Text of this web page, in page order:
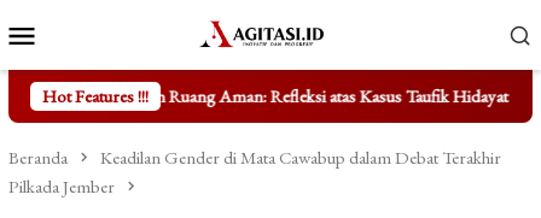
ke
kontenMobile
Hot Features !!!
Aman: Refleksi atas Kasus Taufik Hidayat Mengungkap
Beranda
Keadilan Gender di Mata Cawabup dalam Debat Terakhir
Pilkada Jember